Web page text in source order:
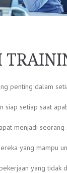
penting dalam
siap setiap saat
menjadi
yang mampu
yang tidak